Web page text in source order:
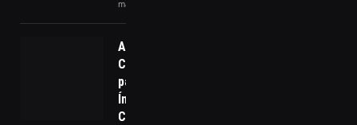
maio 13, 2026
A Tecnologia
Contribui
para Reduzir
Índices de
Criminalidade